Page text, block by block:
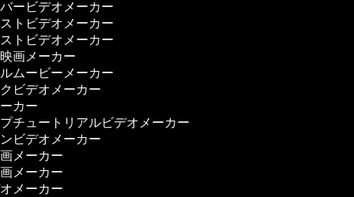
バービデオメーカー
ストビデオメーカー
ストビデオメーカー
画メーカー
ルムービーメーカー
ビデオメーカー
カー
プチュートリアルビデオメーカー
ビデオメーカー
メーカー
メーカー
メーカー